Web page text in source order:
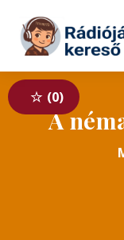
Tovább a
0
A